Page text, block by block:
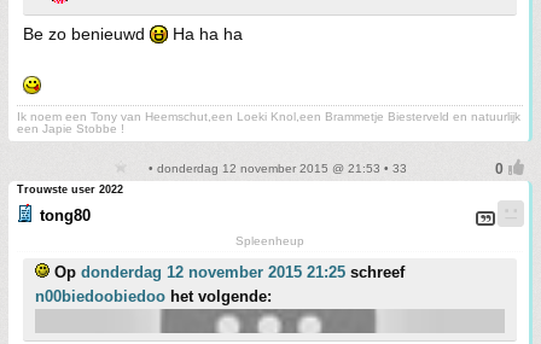
Be zo benieuwd Ha ha ha
Ik noem een Tony van Heemschut,een Loeki Knol,een Brammetje Biesterveld en natuurlijk
een Japie Stobbe !
• donderdag 12 november 2015 @ 21:53 • 33
Trouwste user 2022
tong80
Spleenheup
Op donderdag 12 november 2015 21:25 schreef
n00biedoobiedoo het volgende: